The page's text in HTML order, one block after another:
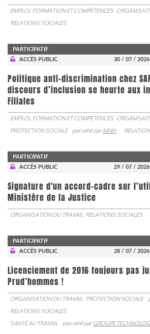
EMPLOI, FORMATION ET COMPÉTENCES
RELATIONS SOCIALES
PARTICIPATIF
ACCÈS PUBLIC
30 / 07 / 2026
Politique anti-discrimination chez
discours d’inclusion se heurte aux
Filiales
EMPLOI, FORMATION ET COMPÉTENCES
PROTECTION SOCIALE
parrainé parMNH
PARTICIPATIF
ACCÈS PUBLIC
29 / 07 / 2026
Signature d'un accord-cadre sur
Ministère de la Justice
ORGANISATION DU TRAVAIL RELATIONS SOCIALES
PARTICIPATIF
ACCÈS PUBLIC
28 / 07 / 2026
Licenciement de 2016 toujours pas
Prud’hommes !
ORGANISATION DU TRAVAIL PROTECTION SOCIALE
RELATIONS SOCIALES
SANTÉ AU TRAVAIL
parrainé parGROUPE